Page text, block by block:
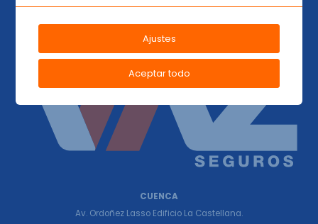
CUENCA
Av. Ordoñez Lasso Edificio La Castellana.
Ajustes
Aceptar todo